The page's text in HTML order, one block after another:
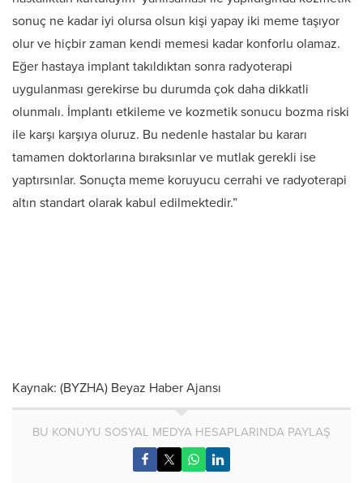
sonuç ne kadar iyi olursa olsun kişi yapay iki meme taşıyor
olur ve hiçbir zaman kendi memesi kadar konforlu olamaz.
Eğer hastaya implant takıldıktan sonra radyoterapi
uygulanması gerekirse bu durumda çok daha dikkatli
olunmalı. İmplantı etkileme ve kozmetik sonucu bozma riski
ile karşı karşıya oluruz. Bu nedenle hastalar bu kararı
tamamen doktorlarına bıraksınlar ve mutlak gerekli ise
yaptırsınlar. Sonuçta meme koruyucu cerrahi ve radyoterapi
altın standart olarak kabul edilmektedir.”
Kaynak: (BYZHA) Beyaz Haber Ajansı
BU KONUYU SOSYAL MEDYA HESAPLARINDA PAYLAŞ